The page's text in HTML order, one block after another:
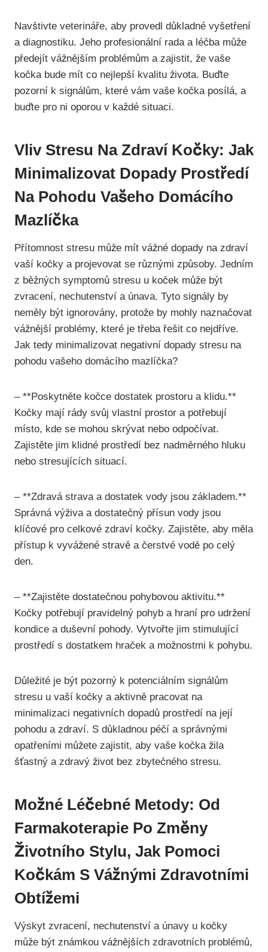
Navštivte veterináře, aby provedl důkladné vyšetření
a diagnostiku. Jeho profesionální rada a léčba může
předejít vážnějším problémům a zajistit, že vaše
kočka bude mít co nejlepší kvalitu života. Buďte
pozorní k signálům, které vám vaše kočka posílá, a
buďte pro ni oporou v každé situaci.
Vliv Stresu Na Zdraví Kočky: Jak
Minimalizovat Dopady Prostředí
Na Pohodu Vašeho Domácího
Mazlíčka
Přítomnost stresu může mít vážné dopady na zdraví
vaší kočky a projevovat se různými způsoby. Jedním
z běžných symptomů stresu u koček může být
zvracení, nechutenství a únava. Tyto signály by
neměly být ignorovány, protože by mohly naznačovat
vážnější problémy, které je třeba řešit co nejdříve.
Jak tedy minimalizovat negativní dopady stresu na
pohodu vašeho domácího mazlíčka?
– **Poskytněte kočce dostatek prostoru a klidu.**
Kočky mají rády svůj vlastní prostor a potřebují
místo, kde se mohou skrývat nebo odpočívat.
Zajistěte jim klidné prostředí bez nadměrného hluku
nebo stresujících situací.
– **Zdravá strava a dostatek vody jsou základem.**
Správná výživa a dostatečný přísun vody jsou
klíčové pro celkové zdraví kočky. Zajistěte, aby měla
přístup k vyvážené stravě a čerstvé vodě po celý
den.
– **Zajistěte dostatečnou pohybovou aktivitu.**
Kočky potřebují pravidelný pohyb a hraní pro udržení
kondice a duševní pohody. Vytvořte jim stimulující
prostředí s dostatkem hraček a možnostmi k pohybu.
Důležité je být pozorný k potenciálním signálům
stresu u vaší kočky a aktivně pracovat na
minimalizaci negativních dopadů prostředí na její
pohodu a zdraví. S důkladnou péčí a správnými
opatřeními můžete zajistit, aby vaše kočka žila
šťastný a zdravý život bez zbytečného stresu.
Možné Léčebné Metody: Od
Farmakoterapie Po Změny
Životního Stylu, Jak Pomoci
Kočkám S Vážnými Zdravotními
Obtížemi
Výskyt zvracení, nechutenství a únavy u kočky
může být známkou vážnějších zdravotních problémů,